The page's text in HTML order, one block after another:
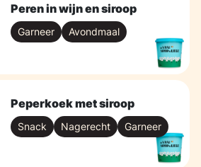
Peren in wijn en siroop
Garneer Avondmaal
Peperkoek met siroop
Snack Nagerecht Garneer